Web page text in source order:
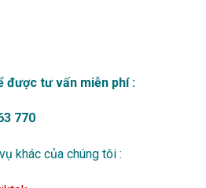
được tư vấn miễn phí :
770
khác của chúng tôi :